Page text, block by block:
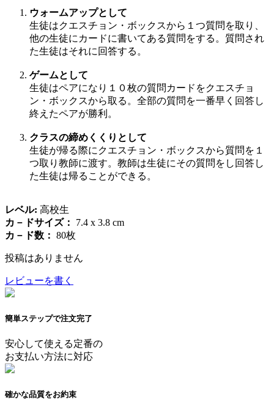
ウォームアップとして
生徒はクエスチョン・ボックスから１つ質問を取り、
他の生徒にカードに書いてある質問をする。質問され
た生徒はそれに回答する。
ゲームとして
生徒はペアになり１０枚の質問カードをクエスチョ
ン・ボックスから取る。全部の質問を一番早く回答し
終えたペアが勝利。
クラスの締めくくりとして
生徒が帰る際にクエスチョン・ボックスから質問を１
つ取り教師に渡す。教師は生徒にその質問をし回答し
た生徒は帰ることができる。
レベル: 高校生
カ－ドサイズ：
7.4 x 3.8 cm
カ－ド数： 80枚
投稿はありません
レビューを書く
簡単ステップで注文完了
安心して使える定番の
お支払い方法に対応
確かな品質をお約束